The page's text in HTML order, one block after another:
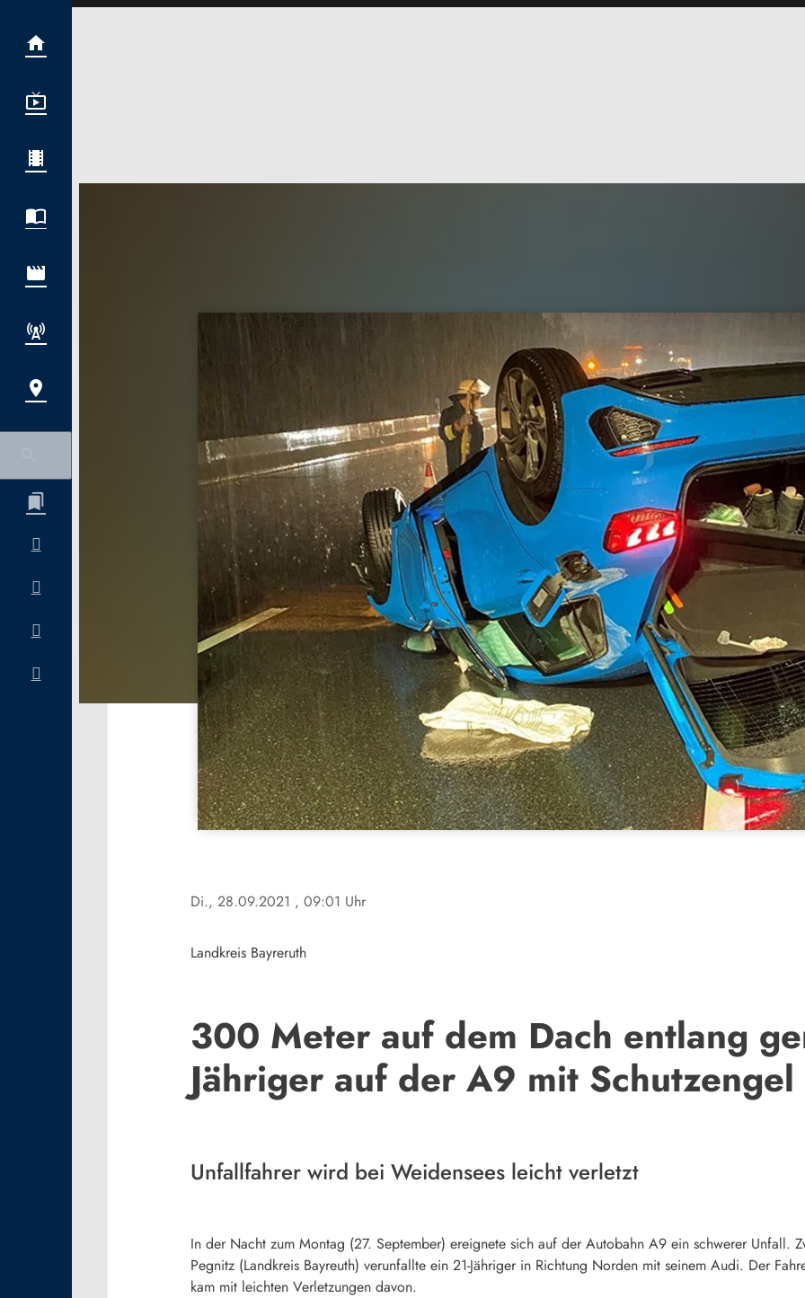
Di., 28.09.2021 , 09:01 Uhr
Landkreis Bayreruth
300 Meter auf dem Dach entlang
Jähriger auf der A9 mit
Unfallfahrer wird bei Weidensees leicht verletzt
In der Nacht zum Montag (27. September) ereignete sich auf der Autobahn A9 ein schwerer Unfall.
Pegnitz (Landkreis Bayreuth) verunfallte ein 21-Jähriger in Richtung Norden mit seinem Audi. Der
kam mit leichten Verletzungen davon.